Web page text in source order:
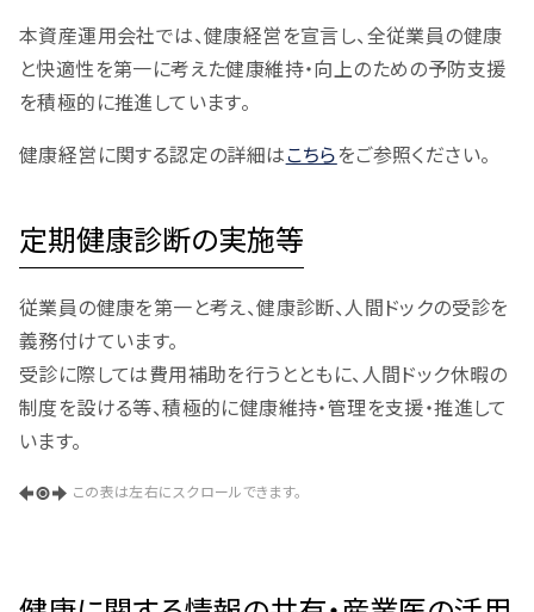
本資産運用会社では、健康経営を宣言し、全従業員の健康
と快適性を第一に考えた健康維持・向上のための予防支援
を積極的に推進しています。
健康経営に関する認定の詳細はこちら をご参照ください。
定期健康診断の実施等
従業員の健康を第一と考え、健康診断、人間ドックの受診を
義務付けています。
受診に際しては費用補助を行うとともに、人間ドック休暇の
制度を設ける等、積極的に健康維持・管理を支援・推進して
います。
この表は左右にスクロールできます。